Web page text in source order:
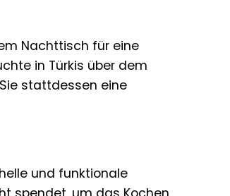
Nachttisch für eine
in Türkis über dem
stattdessen eine
und funktionale